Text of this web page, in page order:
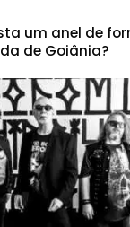
um anel de
de Goiânia?